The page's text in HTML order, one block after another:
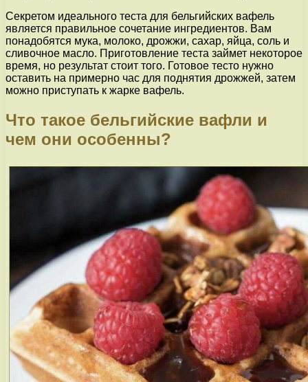
Секретом идеального теста для бельгийских вафель
является правильное сочетание ингредиентов. Вам
понадобятся мука, молоко, дрожжи, сахар, яйца, соль и
сливочное масло. Приготовление теста займет некоторое
время, но результат стоит того. Готовое тесто нужно
оставить на примерно час для поднятия дрожжей, затем
можно приступать к жарке вафель.
Что такое бельгийские вафли и
чем они особенны?